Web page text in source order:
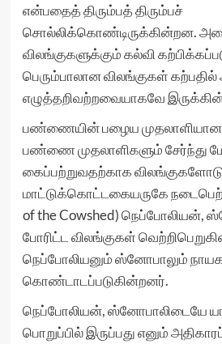
என்பதைத் திரும்பத் திரும்பச்
சொல்லிக்கொண்டிருக்கின்றன.
விலங்குகளுக்கும் கல்வி
பெரும்பாலான விலங்குகள்
எழுத்தறிவற்றவையாகவே
பண்ணையின் பழைய முதலாளியான
பண்ணை முதலாளிகளும்
கைப்பற்றுவதற்காக
மாட்டுக்கொட்டகையருகே
of the Cowshed) நெப்போலியன்,
போரிட்ட விலங்குகள்
நெப்போலியனும் ஸ்னோபாலும்
கொண்டாடப்படுகின்றனர்.
நெப்போலியன், ஸ்னோபாலிடையே
பொறுப்பில் இருப்பது எனும்